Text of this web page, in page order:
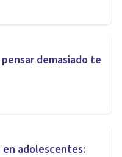
demasiado te
en adolescentes: